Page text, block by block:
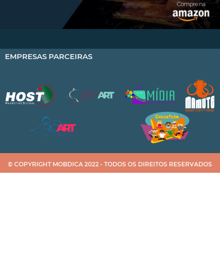
EMPRESAS PARCEIRAS
© COPYRIGHT MOBDICA 2022 - TODOS OS DIREITOS RESERVADOS